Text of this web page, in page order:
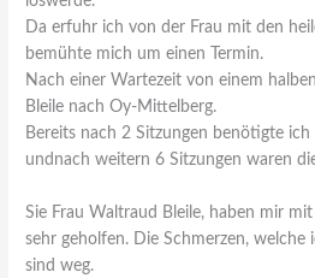
Da erfuhr ich von der Frau mit den
bemühte mich um einen Termin.
Nach einer Wartezeit von einem
Bleile nach Oy-Mittelberg.
Bereits nach 2 Sitzungen benötigte
undnach weitern 6 Sitzungen waren
Sie Frau Waltraud Bleile, haben mir
sehr geholfen. Die Schmerzen, welche
sind weg.